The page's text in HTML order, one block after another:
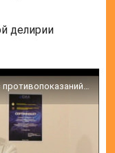
делирии
Самое лучшее лекарство: дешевое, без противопоказаний и побочных эффектов: что это?